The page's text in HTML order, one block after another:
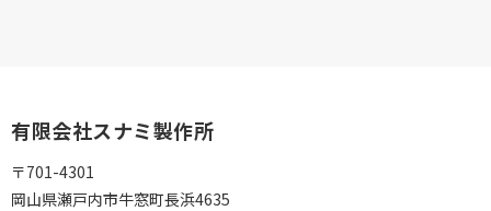
有限会社スナミ製作所
〒701-4301
岡山県瀬戸内市牛窓町長浜4635